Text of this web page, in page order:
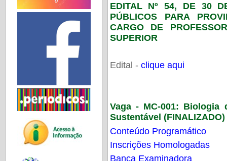
EDITAL Nº 54, DE 30
PÚBLICOS PARA
CARGO DE
SUPERIOR
Edital - clique aqui
Vaga - MC-001: Biologia
Sustentável (FINALIZADO)
Conteúdo Programático
Inscrições Homologadas
Banca Examinadora